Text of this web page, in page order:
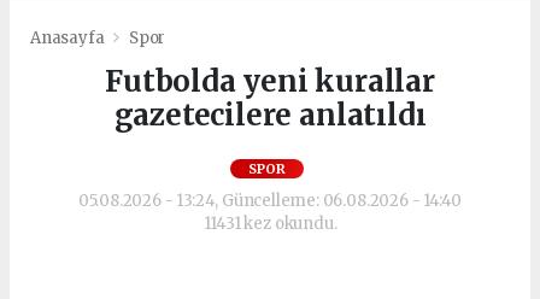
Anasayfa Spor
Futbolda yeni kurallar
gazetecilere anlatıldı
SPOR
05.08.2026 - 13:24, Güncelleme: 06.08.2026 - 14:40
11431 kez okundu.